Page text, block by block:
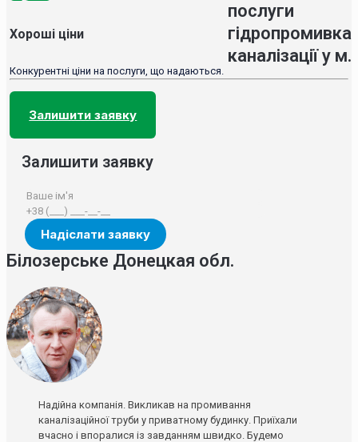
Хороші ціни
Конкурентні ціни на послуги, що надаються.
Залишити заявку
Залишити заявку
послуги
гідропромивка
каналізації у м.
Білозерське Донецкая обл.
Надійна компанія. Викликав на промивання
каналізаційної труби у приватному будинку. Приїхали
вчасно і впоралися із завданням швидко. Будемо